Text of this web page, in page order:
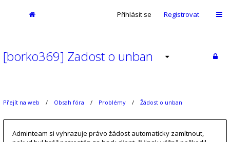
Přihlásit se Registrovat
[borko369] Zadost o unban
Přejít na web Obsah fóra Problémy Žádost o unban
Adminteam si vyhrazuje právo žádost automaticky zamítnout,